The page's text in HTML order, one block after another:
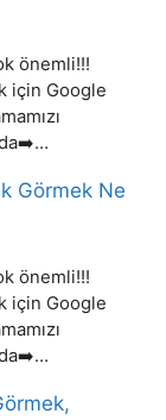
önemli!!!
için Google
Görmek Ne
önemli!!!
için Google